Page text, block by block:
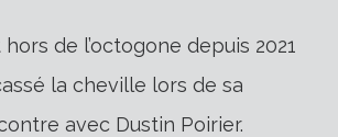
de l’octogone depuis 2021
la cheville lors de sa
avec Dustin Poirier.